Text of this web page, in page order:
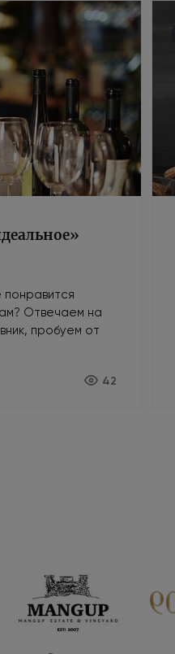
понравится
Отвечаем на
пробуем от
42